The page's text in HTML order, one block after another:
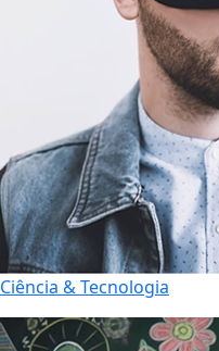
Ciência & Tecnologia